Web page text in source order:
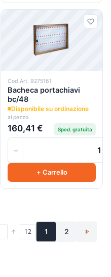
Cod.Art. 9275161
Bacheca portachiavi
bc/48
Disponibile su ordinazione
al pezzo
160,41 € Sped. gratuita
−
+ Carrello
1 2 >